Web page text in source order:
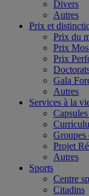
Divers
Autres
Prix et
Prix du
Prix
Prix
Gala
Autres
Services à la
Groupes
Projet
Autres
Sports
Centre
Citadins